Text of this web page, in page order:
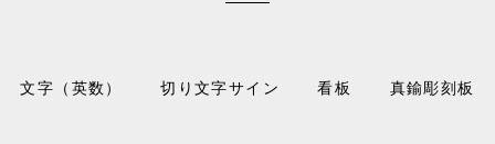
文字（英数） 切り文字サイン 看板 真鍮彫刻板